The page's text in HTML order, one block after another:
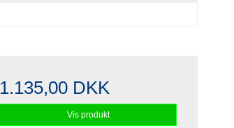
1.135,00 DKK
Vis produkt